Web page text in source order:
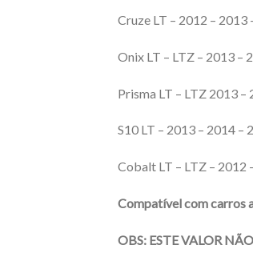
Cruze LT – 2012 –
Onix LT – LTZ – 2013 –
Prisma LT – LTZ 2013 –
S10 LT – 2013 – 2014 –
Cobalt LT – LTZ – 2012
Compatível com carros
OBS: ESTE VALOR